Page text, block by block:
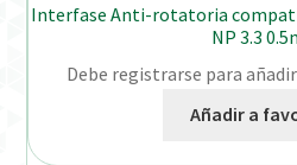
Interfase Anti-rotatoria
NP 3.3
Debe registrarse para
Añadir a